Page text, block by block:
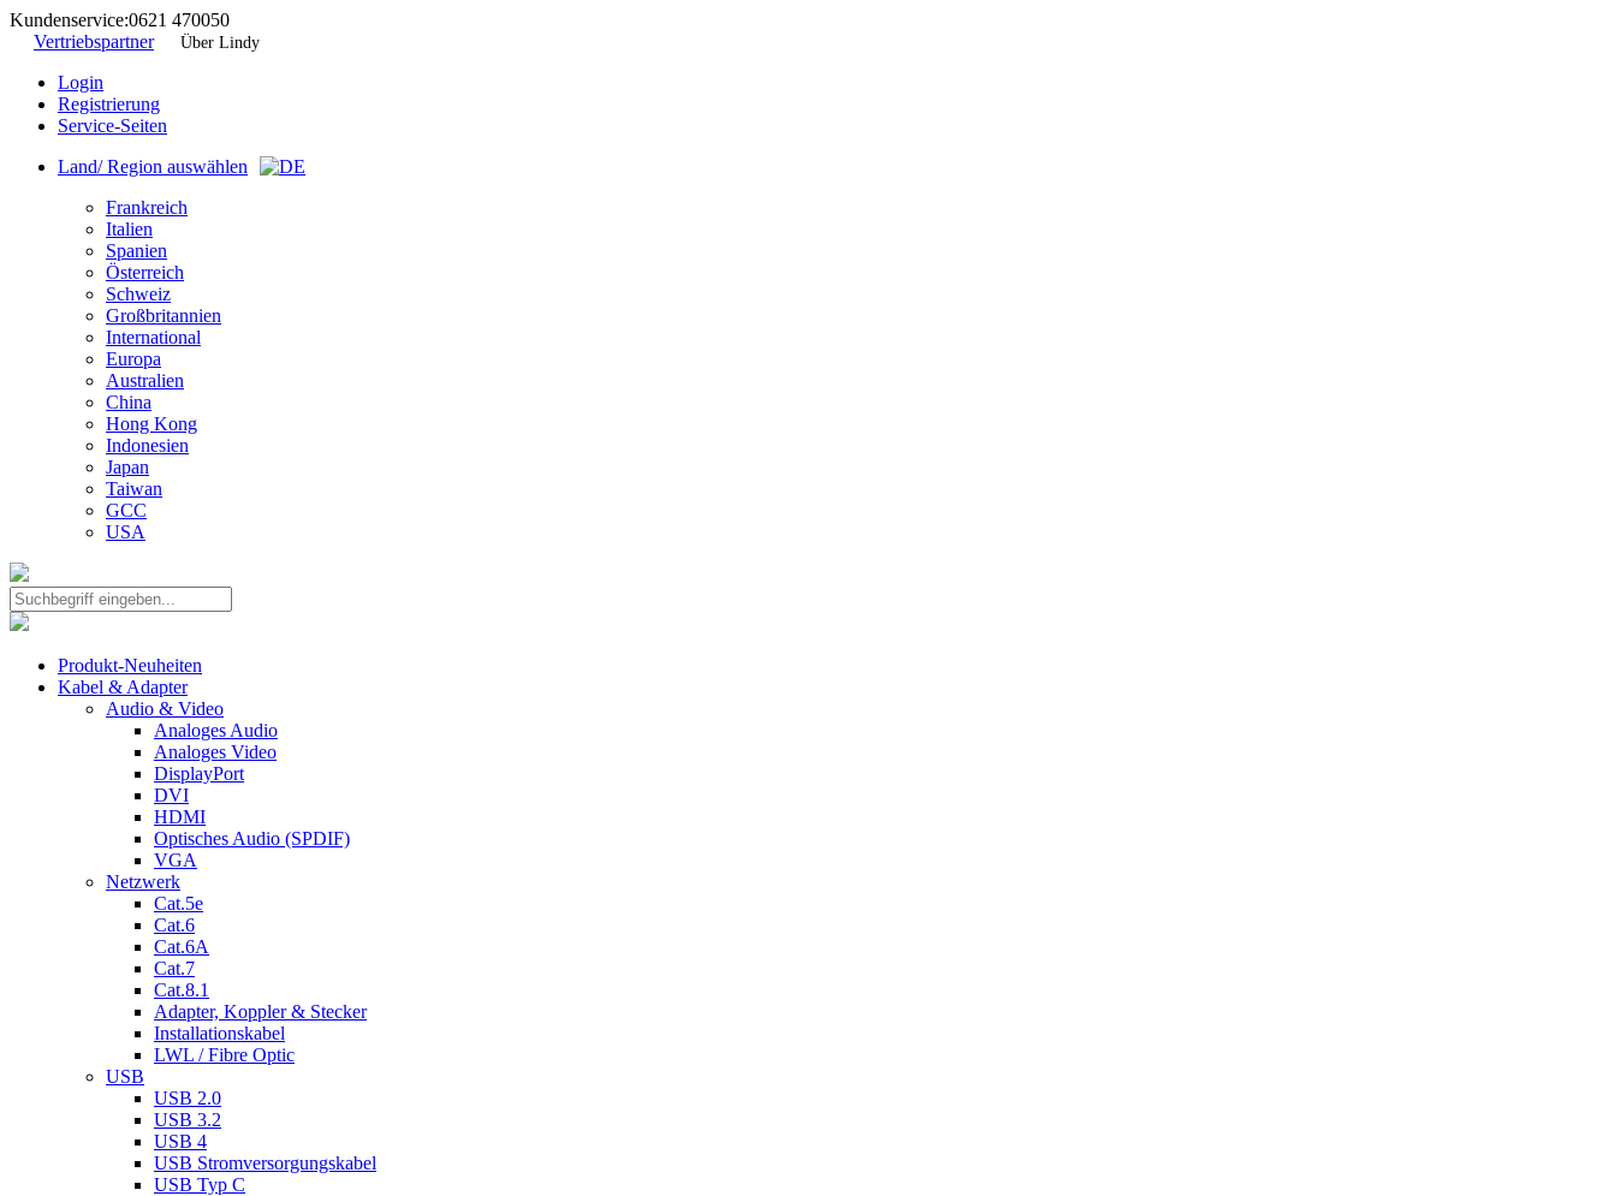
Kundenservice:0621 470050
Vertriebspartner
Über Lindy
Login
Registrierung
Service-Seiten
Land/ Region auswählen
Frankreich
Italien
Spanien
Österreich
Schweiz
Großbritannien
International
Europa
Australien
China
Hong Kong
Indonesien
Japan
Taiwan
GCC
USA
Produkt-Neuheiten
Kabel & Adapter
Audio & Video
Analoges Audio
Analoges Video
DisplayPort
DVI
HDMI
Optisches Audio (SPDIF)
VGA
Netzwerk
Cat.5e
Cat.6
Cat.6A
Cat.7
Cat.8.1
Adapter, Koppler & Stecker
Installationskabel
LWL / Fibre Optic
USB
USB 2.0
USB 3.2
USB 4
USB Stromversorgungskabel
USB Typ C